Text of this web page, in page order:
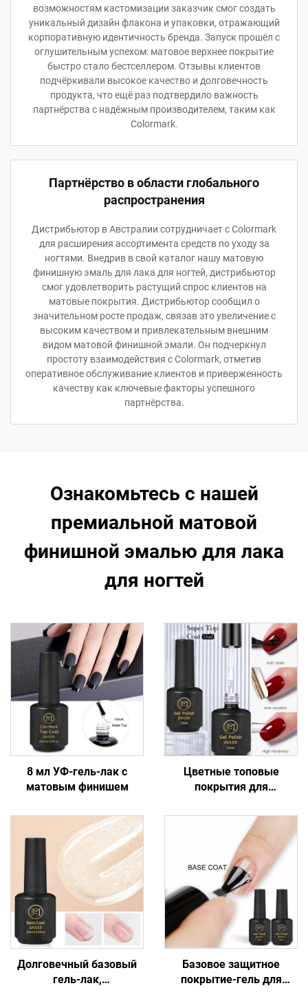
возможностям кастомизации заказчик смог создать
уникальный дизайн флакона и упаковки, отражающий
корпоративную идентичность бренда. Запуск прошёл с
оглушительным успехом: матовое верхнее покрытие
быстро стало бестселлером. Отзывы клиентов
подчёркивали высокое качество и долговечность
продукта, что ещё раз подтвердило важность
партнёрства с надёжным производителем, таким как
Colormark.
Партнёрство в области глобального
распространения
Дистрибьютор в Австралии сотрудничает с Colormark
для расширения ассортимента средств по уходу за
ногтями. Внедрив в свой каталог нашу матовую
финишную эмаль для лака для ногтей, дистрибьютор
смог удовлетворить растущий спрос клиентов на
матовые покрытия. Дистрибьютор сообщил о
значительном росте продаж, связав это увеличение с
высоким качеством и привлекательным внешним
видом матовой финишной эмали. Он подчеркнул
простоту взаимодействия с Colormark, отметив
оперативное обслуживание клиентов и приверженность
качеству как ключевые факторы успешного
партнёрства.
Ознакомьтесь с нашей
премиальной матовой
финишной эмалью для лака
для ногтей
8 мл УФ-гель-лак с
матовым финишем
Цветные топовые
покрытия для
Долговечный базовый
гель-лак,
Базовое защитное
покрытие-гель для